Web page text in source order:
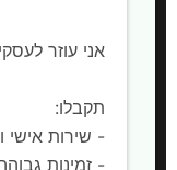
אזורי שירות
רואה חשבון:חדרה,
ינאי, כפר חיים, אור
אני עוזר
תקבלו:
- שירות אישי
- זמינות